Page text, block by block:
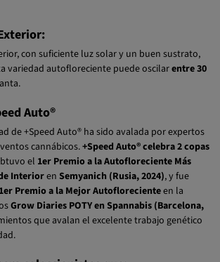
con suficiente luz solar y un buen sustrato,
variedad autofloreciente puede oscilarentre 30
de +Speed Auto® ha sido avalada por expertos
cannábicos. +Speed Auto® celebra 2 copas
el1er Premio a la Autofloreciente Más
InteriorenSemyanich (Rusia, 2024), y fue
Premio a la Mejor Autoflorecienteen la
Grow Diaries POTY en Spannabis (Barcelona,
que avalan el excelente trabajo genético